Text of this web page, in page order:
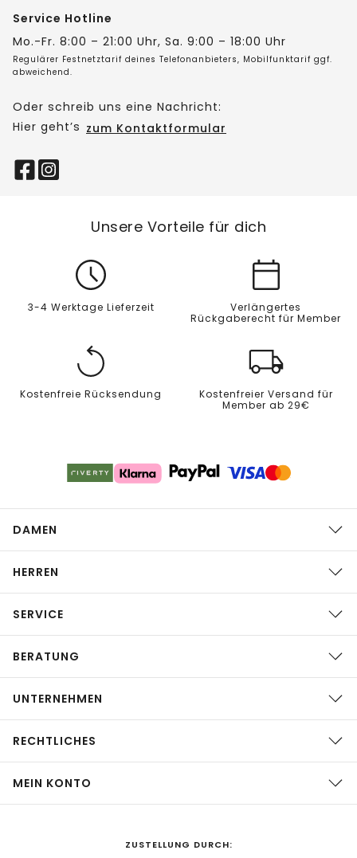
Service Hotline
Mo.-Fr. 8:00 – 21:00 Uhr, Sa. 9:00 – 18:00 Uhr
Regulärer Festnetztarif deines Telefonanbieters, Mobilfunktarif ggf.
abweichend.
Oder schreib uns eine Nachricht:
Hier geht’s zum Kontaktformular
Unsere Vorteile für dich
3-4 Werktage Lieferzeit
Verlängertes
Rückgaberecht für Member
Kostenfreie Rücksendung
Kostenfreier Versand für
Member ab 29€
DAMEN
HERREN
SERVICE
BERATUNG
UNTERNEHMEN
RECHTLICHES
MEIN KONTO
ZUSTELLUNG DURCH: